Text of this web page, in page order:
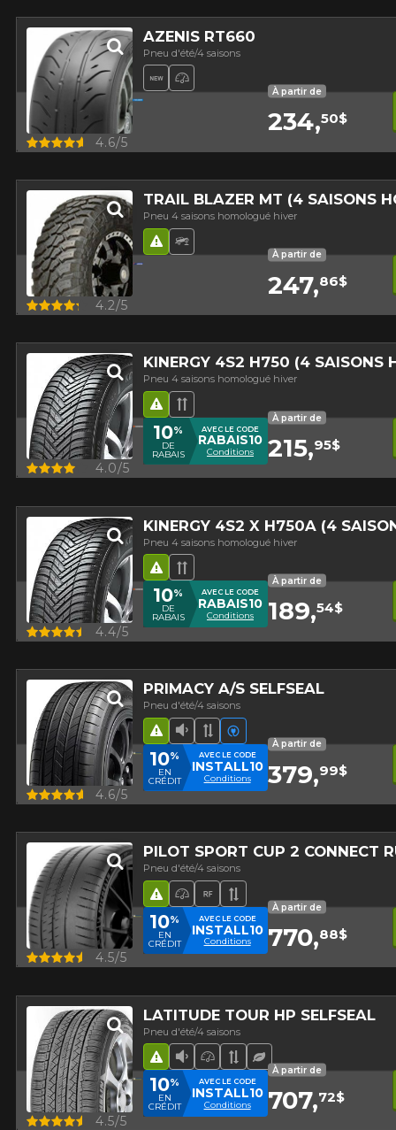
AZENIS RT660
Pneu d'été/4 saisons
Nouveau produit
Pneu haute performance
Aperçu 4.6/5
À partir de
234,50$
TRAIL BLAZER MT (4 SAISONS
Pneu 4 saisons homologué hiver
Hasard routier
Pneu Hors-Route
Aperçu 4.2/5
À partir de
247,86$
KINERGY 4S2 H750 (4 SAISONS
Pneu 4 saisons homologué hiver
Bande de roulement
Hasard routier
Aperçu 4.0/5
10%
DE
RABAIS
AVEC LE CODE
RABAIS10
Conditions
À partir de
215,95$
KINERGY 4S2 X H750A (4
Pneu 4 saisons homologué hiver
Bande de roulement
Hasard routier
Aperçu 4.4/5
10%
DE
RABAIS
AVEC LE CODE
RABAIS10
Conditions
À partir de
189,54$
PRIMACY A/S SELFSEAL
Pneu d'été/4 saisons
Faible niveau sonore
Bande de roulement
Hasard routierVéhicules électriques
Aperçu 4.6/5
10%
EN
CRÉDIT
AVEC LE CODE
INSTALL10
Conditions
À partir de
379,99$
PILOT SPORT CUP 2 CONNECT
Pneu d'été/4 saisons
Pneu haute performance
RunflatBande de roulement
Hasard routier
Aperçu 4.5/5
10%
EN
CRÉDIT
AVEC LE CODE
INSTALL10
Conditions
À partir de
770,88$
LATITUDE TOUR HP SELFSEAL
Pneu d'été/4 saisons
Faible niveau sonore
Pneu haute performance
Bande de roulement
Pneu écologique
Hasard routier
Aperçu 4.5/5
10%
EN
CRÉDIT
AVEC LE CODE
INSTALL10
Conditions
À partir de
707,72$